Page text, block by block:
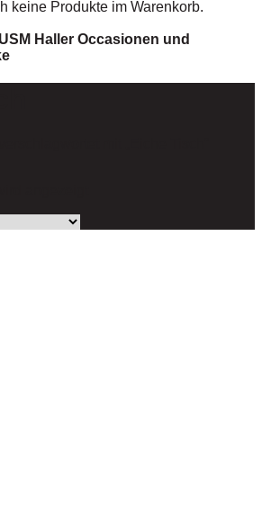
keine Produkte im Warenkorb.
Haller Occasionen und